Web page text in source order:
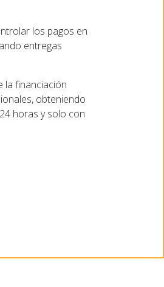
los pagos en
entregas
la financiación
obteniendo
horas y solo con